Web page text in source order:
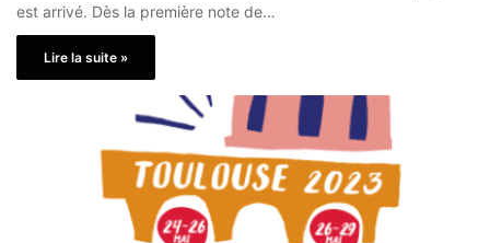
est arrivé. Dès la première note de…
Lire la suite »